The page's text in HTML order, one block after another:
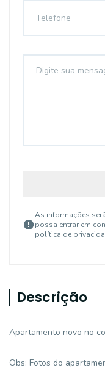
As informações
possa entrar em
política de
Descrição
Apartamento novo no
Obs: Fotos do